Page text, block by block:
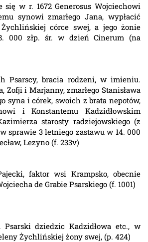
się w r. 1672 Generosus Wojciechowi
synowi zmarłego Jana, wypłacić
córce swej, a jego żonie
000 złp. śr. w dzień Cinerum (na
Psarscy, bracia rodzeni, w imieniu.
Zofji i Marjanny, zmarłego Stanisława
syna i córek, swoich z brata nepotów,
i Konstantemu Kadzidłowskim
starosty radziejowskiego (z
sprawie 3 letniego zastawu w 14. 000
Lezyno (f. 233v)
faktor wsi Krampsko, obecnie
de Grabie Psarskiego (f. 1001)
Psarski dziedzic Kadzidłowa etc., w
Żychlińskiej żony swej, (p. 424)